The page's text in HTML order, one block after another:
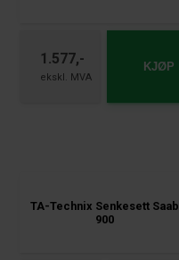
1.577,- KJØP
TA-Technix Senkesett Saab
900